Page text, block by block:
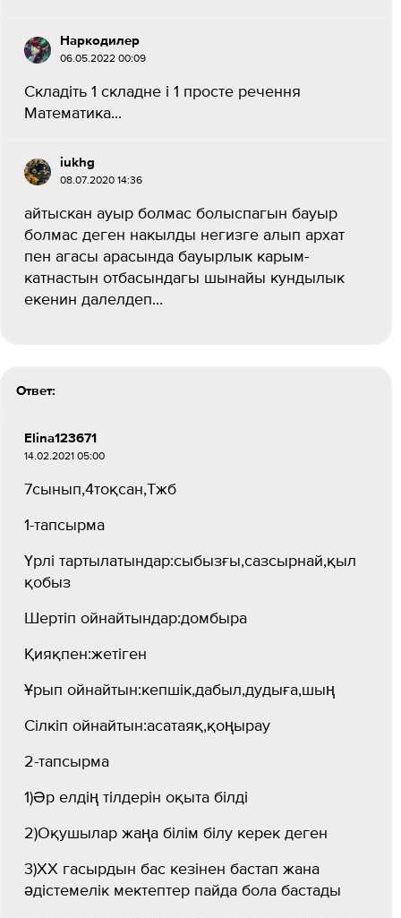
Наркодилер
06.05.2022 00:09
Складіть 1 складне і 1 просте речення​
Математика...
iukhg
08.07.2020 14:36
айтыскан ауыр болмас болыспагын бауыр
болмас деген накылды негизге алып архат
пен агасы арасында бауырлык карым-
катнастын отбасындагы шынайы кундылык
екенин далелдеп...
Ответ:
Elina123671
14.02.2021 05:00
7сынып,4тоқсан,Тжб
1-тапсырма
Үрлі тартылатындар:сыбызғы,сазсырнай,қыл
қобыз
Шертіп ойнайтындар:домбыра
Қияқпен:жетіген
Ұрып ойнайтын:кепшік,дабыл,дудыға,шың
Сілкіп ойнайтын:асатаяқ,қоңырау
2-тапсырма
1)Әр елдің тілдерін оқыта білді
2)Оқушылар жаңа білім білу керек деген
3)ХХ гасырдын бас кезінен бастап жана
әдістемелік мектептер пайда бола бастады